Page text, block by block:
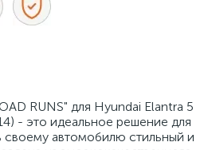
RUNS" для Hyundai Elantra 5
- это идеальное решение для
своему автомобилю стильный и